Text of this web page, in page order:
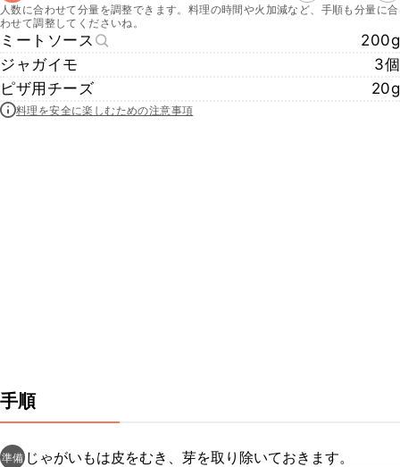
人数に合わせて分量を調整できます。料理の時間や火加減など、手順も分量に合
わせて調整してくださいね。
ミートソース
200g
ジャガイモ
3個
ピザ用チーズ
20g
料理を安全に楽しむための注意事項
手順
準備 じゃがいもは皮をむき、芽を取り除いておきます。